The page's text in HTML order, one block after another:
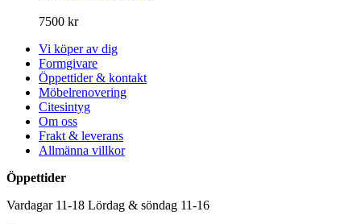
7500 kr
Vi köper av dig
Formgivare
Öppettider & kontakt
Möbelrenovering
Citesintyg
Om oss
Frakt & leverans
Allmänna villkor
Öppettider
Vardagar 11-18 Lördag & söndag 11-16